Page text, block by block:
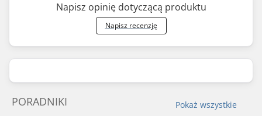
Napisz opinię dotyczącą produktu
Napisz recenzję
Pokaż wszystkie
PORADNIKI